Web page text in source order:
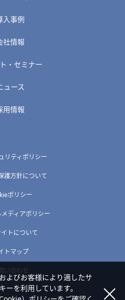
入事例
社情報
・セミナー
ュース
用情報
リティポリシー
護方針について
ポリシー
ディアポリシー
トについて
トマップ
い合わせ
よびお客様により適したサ
ーを利用しています。